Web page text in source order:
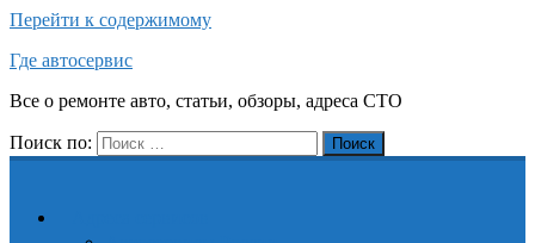
Перейти к содержимому
Где автосервис
Все о ремонте авто, статьи, обзоры, адреса СТО
Поиск по: Поиск